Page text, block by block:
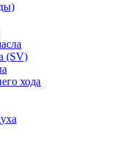
(SV)
хода